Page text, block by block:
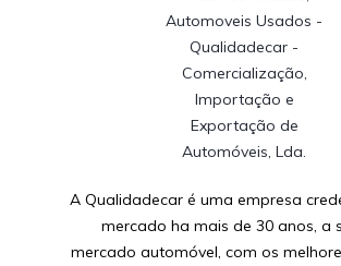
A Qualidadecar é uma empresa
mercado ha mais de 30 anos, a
mercado automóvel, com os